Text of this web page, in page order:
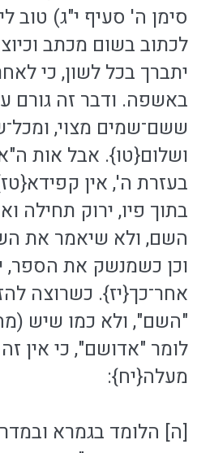
סימן ה' סעיף י"ג) טוב
לכתוב בשום מכתב
יתברך בכל לשון, כי
באשפה. ודבר זה גורם
ששם־שמים מצוי,
ושלום{טו}. אבל אות
בעזרת ה', אין
בתוך פיו, ירוק תחילה
השם, ולא שיאמר את
וכן כשמנשק את הספר,
אחר־כך{יז}. כשרוצה
"השם", ולא כמו שיש
לומר "אדושם", כי אין
מעלה{יח}:
[ה] הלומד בגמרא